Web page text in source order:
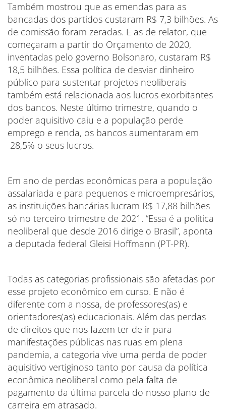
Também mostrou que as emendas para as
bancadas dos partidos custaram R$ 7,3 bilhões. As
de comissão foram zeradas. E as de relator, que
começaram a partir do Orçamento de 2020,
inventadas pelo governo Bolsonaro, custaram R$
18,5 bilhões. Essa política de desviar dinheiro
público para sustentar projetos neoliberais
também está relacionada aos lucros exorbitantes
dos bancos. Neste último trimestre, quando o
poder aquisitivo caiu e a população perde
emprego e renda, os bancos aumentaram em
28,5% o seus lucros.
Em ano de perdas econômicas para a população
assalariada e para pequenos e microempresários,
as instituições bancárias lucram R$ 17,88 bilhões
só no terceiro trimestre de 2021. “Essa é a política
neoliberal que desde 2016 dirige o Brasil”, aponta
a deputada federal Gleisi Hoffmann (PT-PR).
Todas as categorias profissionais são afetadas por
esse projeto econômico em curso. E não é
diferente com a nossa, de professores(as) e
orientadores(as) educacionais. Além das perdas
de direitos que nos fazem ter de ir para
manifestações públicas nas ruas em plena
pandemia, a categoria vive uma perda de poder
aquisitivo vertiginoso tanto por causa da política
econômica neoliberal como pela falta de
pagamento da última parcela do nosso plano de
carreira em atrasado.